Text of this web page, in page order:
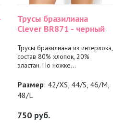
Трусы бразилиана
Clever BR871 - черный
Трусы бразилиана из интерлока,
состав 80% хлопок, 20%
эластан. По ножке...
Размер: 42/XS, 44/S, 46/M,
48/L
750руб.